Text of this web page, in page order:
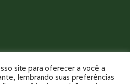
pela:
site para oferecer a você a
lembrando suas preferências